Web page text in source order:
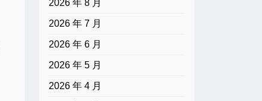
2026 年 8 月
2026 年 7 月
2026 年 6 月
2026 年 5 月
2026 年 4 月